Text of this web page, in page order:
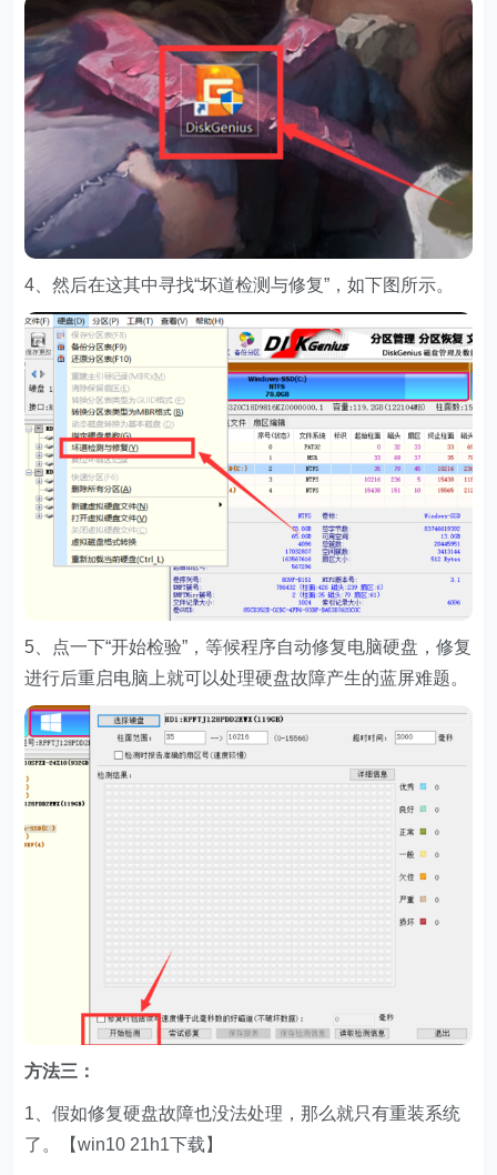
4、然后在这其中寻找“坏道检测与修复”，如下图所示。
5、点一下“开始检验”，等候程序自动修复电脑硬盘，修复
进行后重启电脑上就可以处理硬盘故障产生的蓝屏难题。
方法三：
1、假如修复硬盘故障也没法处理，那么就只有重装系统
了。【win10 21h1下载】